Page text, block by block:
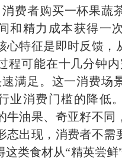
消费者购买一杯果蔬
和精力成本获得一
心特征是即时反馈，
程可能在十几分钟
满足。这一消费场
业消费门槛的降低
牛油果、奇亚籽不同
态出现，消费者不需
这类食材从“精英尝鲜